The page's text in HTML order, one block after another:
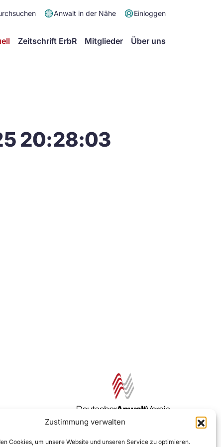
Zustimmung verwalten
Cookies, um unsere Website und unseren Service zu optimieren.
Anwalt in der Nähe Einloggen
Zeitschrift ErbR Mitglieder Über uns
20:28:03
Zur DAV Webseite